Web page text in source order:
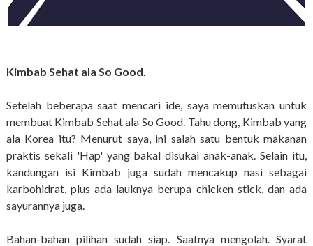
Kimbab Sehat ala So Good.
Setelah beberapa saat mencari ide, saya memutuskan untuk
membuat Kimbab Sehat ala So Good. Tahu dong, Kimbab yang
ala Korea itu? Menurut saya, ini salah satu bentuk makanan
praktis sekali 'Hap' yang bakal disukai anak-anak. Selain itu,
kandungan isi Kimbab juga sudah mencakup nasi sebagai
karbohidrat, plus ada lauknya berupa chicken stick, dan ada
sayurannya juga.
Bahan-bahan pilihan sudah siap. Saatnya mengolah. Syarat